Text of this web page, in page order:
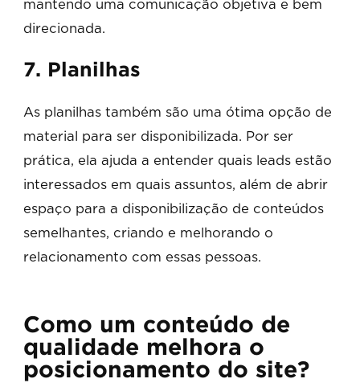
mantendo uma comunicação objetiva e bem
direcionada.
7. Planilhas
As planilhas também são uma ótima opção de
material para ser disponibilizada. Por ser
prática, ela ajuda a entender quais leads estão
interessados em quais assuntos, além de abrir
espaço para a disponibilização de conteúdos
semelhantes, criando e melhorando o
relacionamento com essas pessoas.
Como um conteúdo de
qualidade melhora o
posicionamento do site?